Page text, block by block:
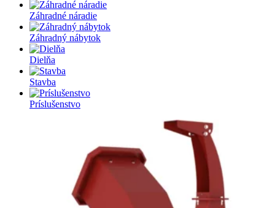
Záhradné náradie
Záhradný nábytok
Dielňa
Stavba
Príslušenstvo